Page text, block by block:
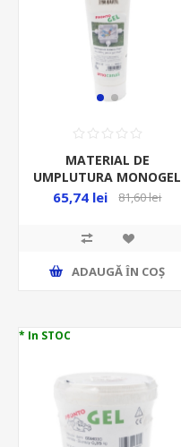
MATERIAL DE
UMPLUTURA MONOGEL
250ML/TUB
65,74 lei 81,60 lei
ADAUGĂ ȊN COŞ
* In STOC